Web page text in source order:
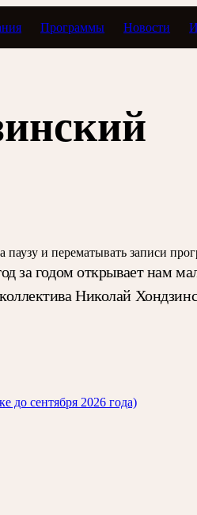
Программы Новости
Тавор в мажоре
паузу и перематывать записи
за годом открывает нам
Николай
до сентября 2026 года)